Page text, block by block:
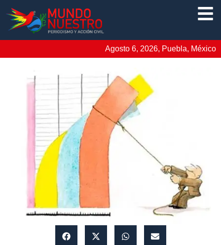
Agosto 6, 2026, Puebla, México